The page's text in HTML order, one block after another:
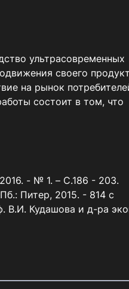
ультрасовременных
своего
на рынок
состоит в том, что